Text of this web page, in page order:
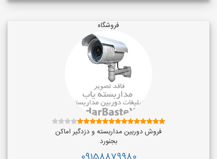
فروشگاه
فروش دوربین مداربسته و دزدگیر اماکن
بجنورد